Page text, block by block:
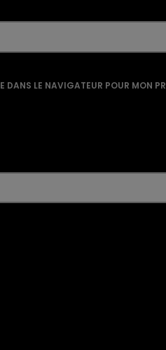
DANS LE NAVIGATEUR POUR MON